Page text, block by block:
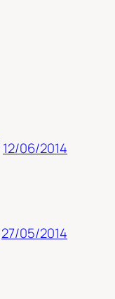
12/06/2014
27/05/2014